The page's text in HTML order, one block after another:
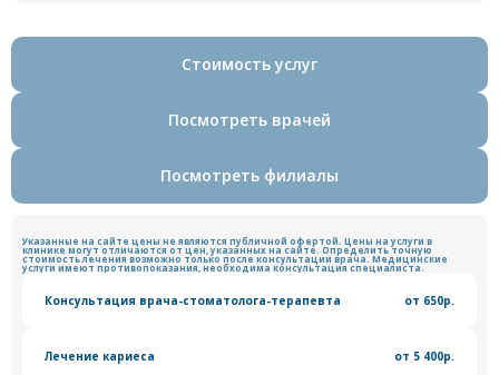
Стоимость услуг
Посмотреть врачей
Посмотреть филиалы
Указанные на сайте цены не являются публичной офертой. Цены на услуги в
клинике могут отличаются от цен, указанных на сайте. Определить точную
стоимость лечения возможно только после консультации врача. Медицинские
услуги имеют противопоказания, необходима консультация специалиста.
Консультация врача-стоматолога-терапевта от 650р.
Лечение кариеса от 5 400р.